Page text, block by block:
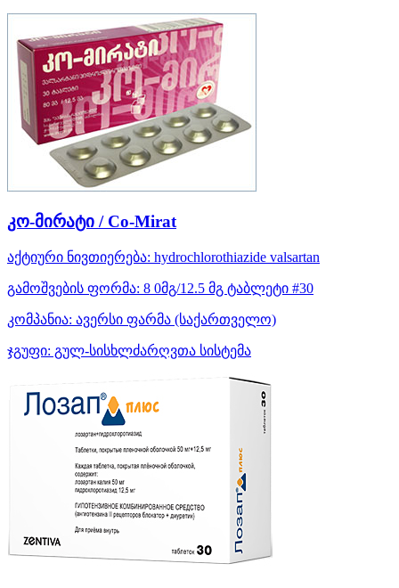
კო-მირატი / Co-Mirat
აქტიური ნივთიერება: hydrochlorothiazide valsartan
გამოშვების ფორმა: 8 0მგ/12.5 მგ ტაბლეტი #30
კომპანია: ავერსი ფარმა (საქართველო)
ჯგუფი: გულ-სისხლძარღვთა სისტემა